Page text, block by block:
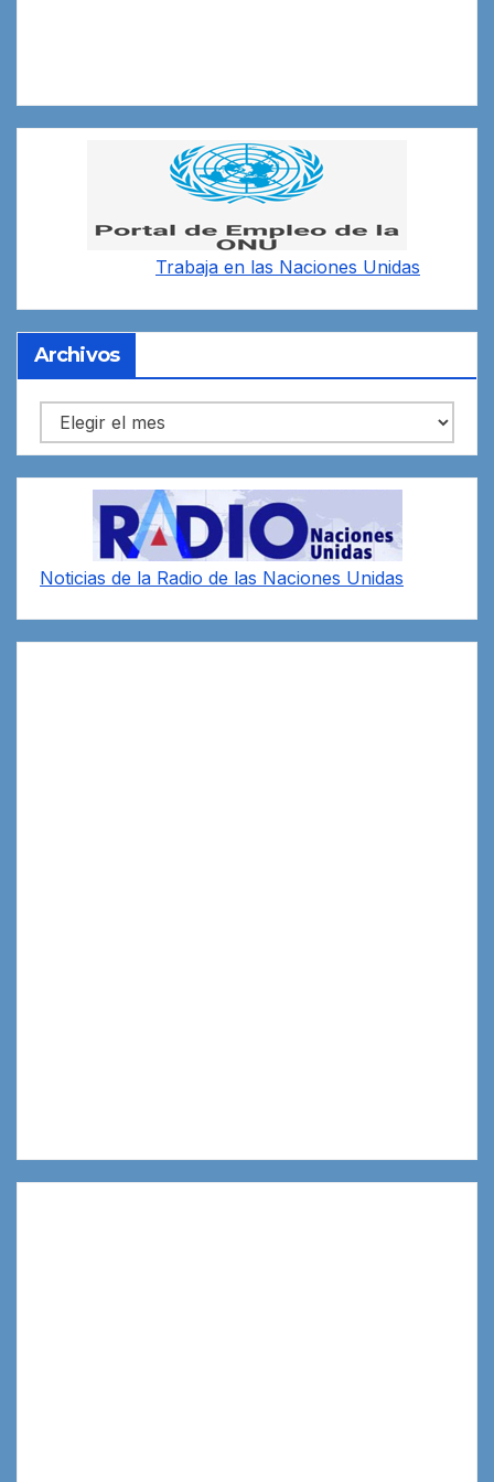
Trabaja en las Naciones Unidas
Archivos
Archivos
Noticias de la Radio de las Naciones Unidas